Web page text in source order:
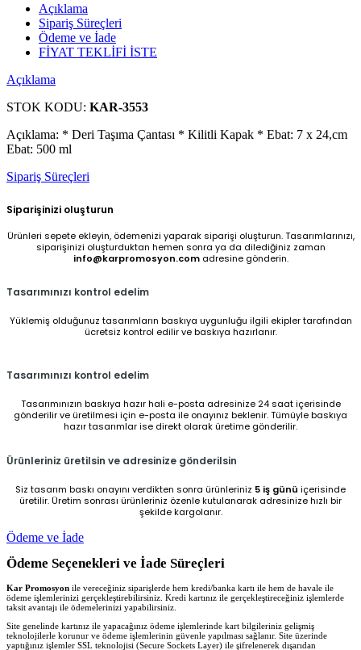
Açıklama
Sipariş Süreçleri
Ödeme ve İade
FİYAT TEKLİFİ İSTE
Açıklama
STOK KODU: KAR-3553
Açıklama: * Deri Taşıma Çantası * Kilitli Kapak * Ebat: 7 x 24,cm
Ebat: 500 ml
Sipariş Süreçleri
Siparişinizi oluşturun
Ürünleri sepete ekleyin, ödemenizi yaparak siparişi oluşturun. Tasarımlarınızı,
siparişinizi oluşturduktan hemen sonra ya da dilediğiniz zaman
info@karpromosyon.comadresine gönderin.
Tasarımınızı kontrol edelim
Yüklemiş olduğunuz tasarımların baskıya uygunluğu ilgili ekipler tarafından
ücretsiz kontrol edilir ve baskıya hazırlanır.
Tasarımınızı kontrol edelim
Tasarımınızın baskıya hazır hali e-posta adresinize 24 saat içerisinde
gönderilir ve üretilmesi için e-posta ile onayınız beklenir. Tümüyle baskıya
hazır tasarımlar ise direkt olarak üretime gönderilir.
Ürünleriniz üretilsin ve adresinize gönderilsin
Siz tasarım baskı onayını verdikten sonra ürünleriniz 5 iş günü içerisinde
üretilir. Üretim sonrası ürünleriniz özenle kutulanarak adresinize hızlı bir
şekilde kargolanır.
Ödeme ve İade
Ödeme Seçenekleri ve İade Süreçleri
Kar Promosyon ile vereceğiniz siparişlerde hem kredi/banka kartı ile hem de havale ile
ödeme işlemlerinizi gerçekleştirebilirsiniz. Kredi kartınız ile gerçekleştireceğiniz işlemlerde
taksit avantajı ile ödemelerinizi yapabilirsiniz.
Site genelinde kartınız ile yapacağınız ödeme işlemlerinde kart bilgileriniz gelişmiş
teknolojilerle korunur ve ödeme işlemlerinin güvenle yapılması sağlanır. Site üzerinde
yaptığınız işlemler SSL teknolojisi (Secure Sockets Layer) ile şifrelenerek dışarıdan